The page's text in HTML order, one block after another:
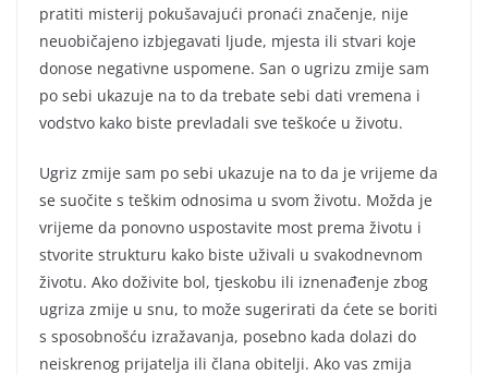
pratiti misterij pokušavajući pronaći značenje, nije
neuobičajeno izbjegavati ljude, mjesta ili stvari koje
donose negativne uspomene. San o ugrizu zmije sam
po sebi ukazuje na to da trebate sebi dati vremena i
vodstvo kako biste prevladali sve teškoće u životu.
Ugriz zmije sam po sebi ukazuje na to da je vrijeme da
se suočite s teškim odnosima u svom životu. Možda je
vrijeme da ponovno uspostavite most prema životu i
stvorite strukturu kako biste uživali u svakodnevnom
životu. Ako doživite bol, tjeskobu ili iznenađenje zbog
ugriza zmije u snu, to može sugerirati da ćete se boriti
s sposobnošću izražavanja, posebno kada dolazi do
neiskrenog prijatelja ili člana obitelji. Ako vas zmija